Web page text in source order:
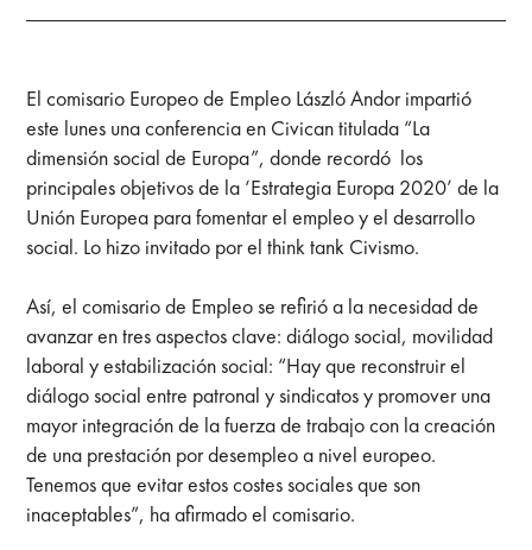
El comisario Europeo de Empleo László Andor impartió
este lunes una conferencia en Civican titulada “La
dimensión social de Europa”, donde recordó los
principales objetivos de la ‘Estrategia Europa 2020’ de la
Unión Europea para fomentar el empleo y el desarrollo
social. Lo hizo invitado por el think tank Civismo.
Así, el comisario de Empleo se refirió a la necesidad de
avanzar en tres aspectos clave: diálogo social, movilidad
laboral y estabilización social: “Hay que reconstruir el
diálogo social entre patronal y sindicatos y promover una
mayor integración de la fuerza de trabajo con la creación
de una prestación por desempleo a nivel europeo.
Tenemos que evitar estos costes sociales que son
inaceptables”, ha afirmado el comisario.